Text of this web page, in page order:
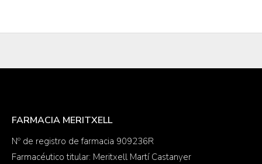
FARMACIA MERITXELL
Nº de registro de farmacia 909236R
Farmacéutico titular: Meritxell Martí Castanyer